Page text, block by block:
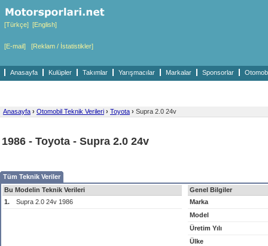
[Türkçe] [English]
[E-mail] [Reklam / İstatistikler]
Anasayfa Kulüpler Takımlar Yarışmacılar Markalar Sponsorlar
Anasayfa › Otomobil Teknik Verileri › Toyota › Supra 2.0 24v
1986 - Toyota - Supra 2.0 24v
Tüm Teknik Veriler
Bu Modelin Teknik Verileri
1.
Supra 2.0 24v 1986
Genel Bilgiler
Marka
Model
Üretim Yılı
Ülke